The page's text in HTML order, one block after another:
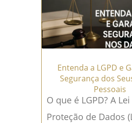
Entenda a LGPD e
Segurança dos
Pessoais
O que é LGPD? A
Proteção de Dados